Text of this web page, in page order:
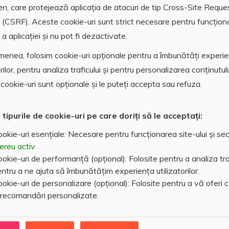
care protejează aplicația de atacuri de tip Cross-Site
(CSRF). Aceste cookie-uri sunt strict necesare pentru
aplicației și nu pot fi dezactivate.
folosim cookie-uri opționale pentru a îmbunătăți
pentru analiza traficului și pentru personalizarea
uri sunt opționale și le puteți accepta sau refuza.
de cookie-uri pe care doriți să le acceptați:
uri esențiale: Necesare pentru funcționarea site-ului și
activ
uri de performanță (opțional): Folosite pentru a analiza
a ne ajuta să îmbunătățim experiența utilizatorilor.
uri de personalizare (opțional): Folosite pentru a vă oferi
personalizate.
Gaz